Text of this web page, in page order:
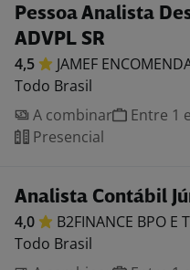
Pessoa Analista
ADVPL SR
4,5 JAMEF
Todo Brasil
A combinar
Entre 1
Presencial
Analista Contábil
4,0 B2FINANCE BPO E
Todo Brasil